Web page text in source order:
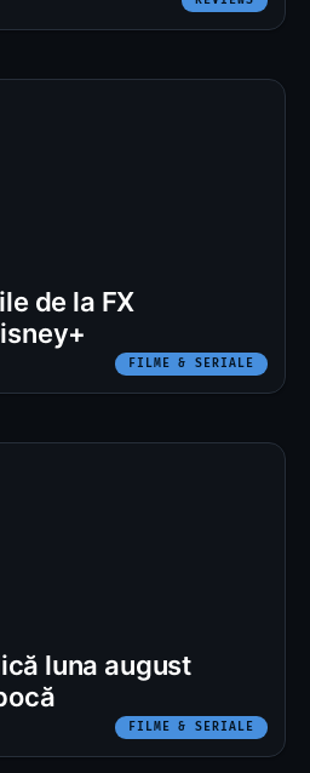
de la FX
FILME & SERIALE
luna august
FILME & SERIALE